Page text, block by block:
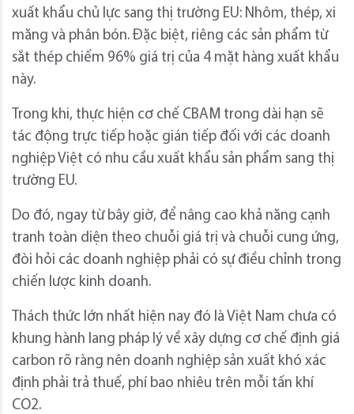
xuất khẩu chủ lực sang thị trường EU: Nhôm, thép, xi
măng và phân bón. Đặc biệt, riêng các sản phẩm từ
sắt thép chiếm 96% giá trị của 4 mặt hàng xuất khẩu
này.
Trong khi, thực hiện cơ chế CBAM trong dài hạn sẽ
tác động trực tiếp hoặc gián tiếp đối với các doanh
nghiệp Việt có nhu cầu xuất khẩu sản phẩm sang thị
trường EU.
Do đó, ngay từ bây giờ, để nâng cao khả năng cạnh
tranh toàn diện theo chuỗi giá trị và chuỗi cung ứng,
đòi hỏi các doanh nghiệp phải có sự điều chỉnh trong
chiến lược kinh doanh.
Thách thức lớn nhất hiện nay đó là Việt Nam chưa có
khung hành lang pháp lý về xây dựng cơ chế định giá
carbon rõ ràng nên doanh nghiệp sản xuất khó xác
định phải trả thuế, phí bao nhiêu trên mỗi tấn khí
CO2.